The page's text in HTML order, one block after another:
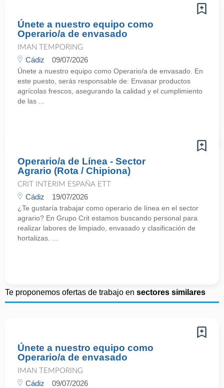
Únete a nuestro equipo como
Operario/a de envasado
IMAN TEMPORING
Cádiz 09/07/2026
Únete a nuestro equipo como Operario/a de envasado. En
este puesto, serás responsable de: Envasar productos
agrícolas frescos, asegurando la calidad y el cumplimiento
de las ...
Operario/a de Línea - Sector
Agrario (Rota / Chipiona)
CRIT INTERIM ESPAÑA ETT
Cádiz 19/07/2026
¿Te gustaría trabajar como operario de línea en el sector
agrario? En Grupo Crit estamos buscando personal para
realizar labores de limpiado, envasado y clasificación de
hortalizas. ...
Te proponemos ofertas de trabajo en sectores similares
Únete a nuestro equipo como
Operario/a de envasado
IMAN TEMPORING
Cádiz 09/07/2026